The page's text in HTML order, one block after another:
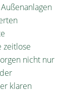
zeitlose
nicht nur
klaren